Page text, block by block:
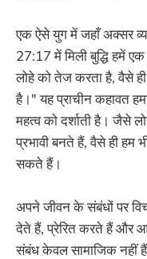
एक ऐसे युग में जहाँ अक्सर
27:17 में मिली बुद्धि हमें एक
लोहे को तेज करता है, वैसे
है।" यह प्राचीन कहावत
महत्व को दर्शाती है।
प्रभावी बनते हैं, वैसे ही
सकते हैं।
अपने जीवन के संबंधों पर
देते हैं, प्रेरित करते हैं और
संबंध केवल सामाजिक नहीं